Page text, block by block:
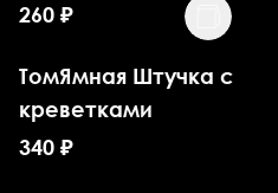
260 ₽
ТомЯмная Штучка с
креветками
340 ₽